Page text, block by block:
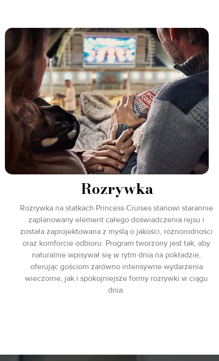
Rozrywka
Rozrywka na statkach Princess Cruises stanowi starannie
zaplanowany element całego doświadczenia rejsu i
została zaprojektowana z myślą o jakości, różnorodności
oraz komforcie odbioru. Program tworzony jest tak, aby
naturalnie wpisywał się w rytm dnia na pokładzie,
oferując gościom zarówno intensywne wydarzenia
wieczorne, jak i spokojniejsze formy rozrywki w ciągu
dnia.